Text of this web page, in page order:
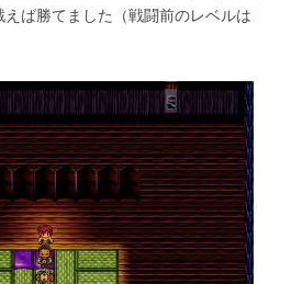
ば勝てました（戦闘前のレベルは